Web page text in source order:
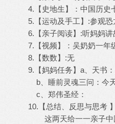
4.【史地生】：中国历史
5.【运动及手工】:参观
6.【亲子阅读】:听妈妈讲
7.【视频】：吴奶奶一年
8.【数数】:无
9.【妈妈任务】a、天书
b、睡前灵魂三问：今
c、郑伟圣经：
10.【总结、反思与思考
这两天给一一亲子中